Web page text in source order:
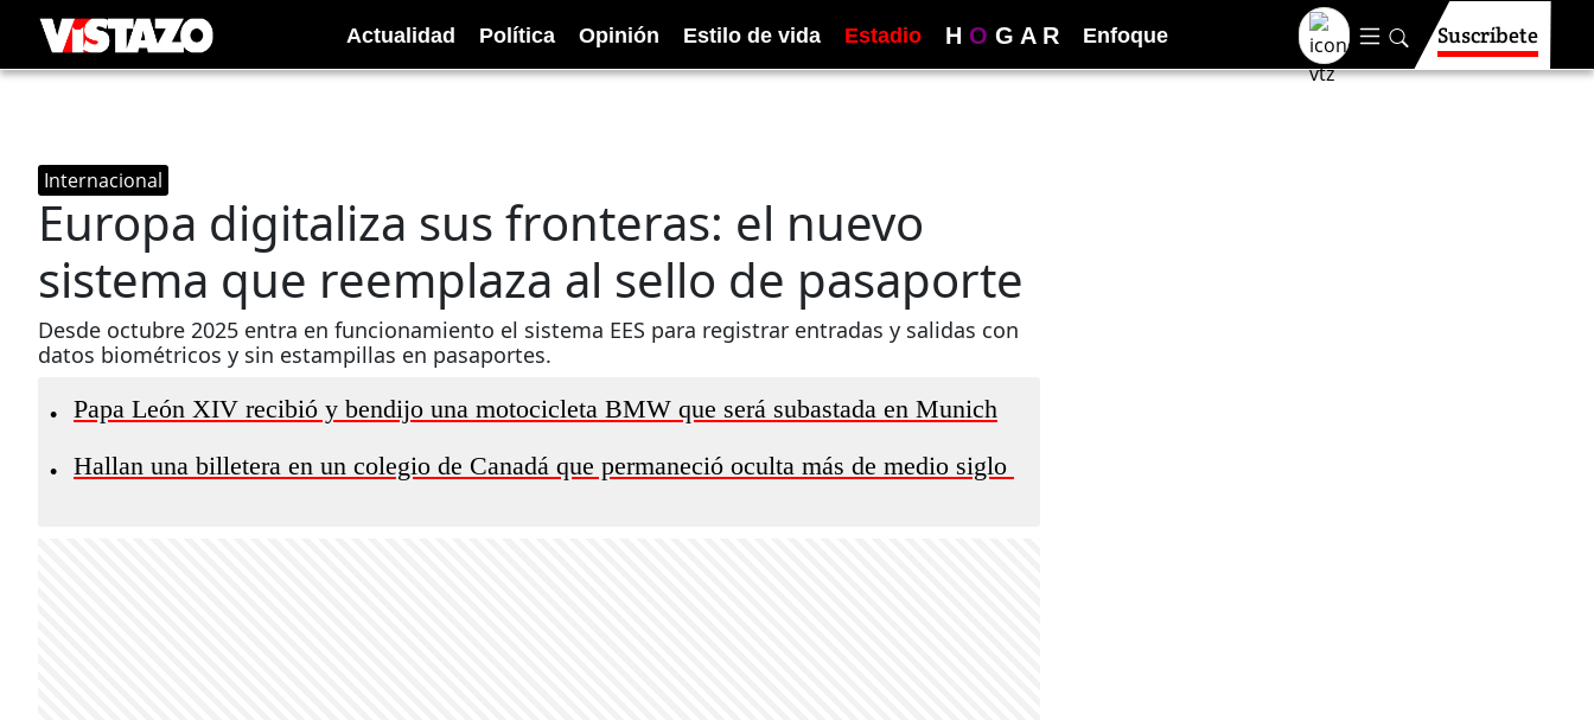
Actualidad Política Opinión Estilo de vida Estadio H O G A R Enfoque Suscríbete
Internacional
Europa digitaliza sus fronteras: el nuevo
sistema que reemplaza al sello de pasaporte
Desde octubre 2025 entra en funcionamiento el sistema EES para registrar entradas y salidas con
datos biométricos y sin estampillas en pasaportes.
• Papa León XIV recibió y bendijo una motocicleta BMW que será subastada en Munich
• Hallan una billetera en un colegio de Canadá que permaneció oculta más de medio siglo ​​​​​​